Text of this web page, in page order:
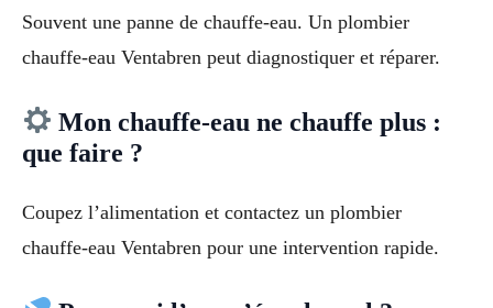
Souvent une panne de chauffe-eau. Un plombier
chauffe-eau Ventabren peut diagnostiquer et réparer.
Mon chauffe-eau ne chauffe plus :
que faire ?
Coupez l’alimentation et contactez un plombier
chauffe-eau Ventabren pour une intervention rapide.